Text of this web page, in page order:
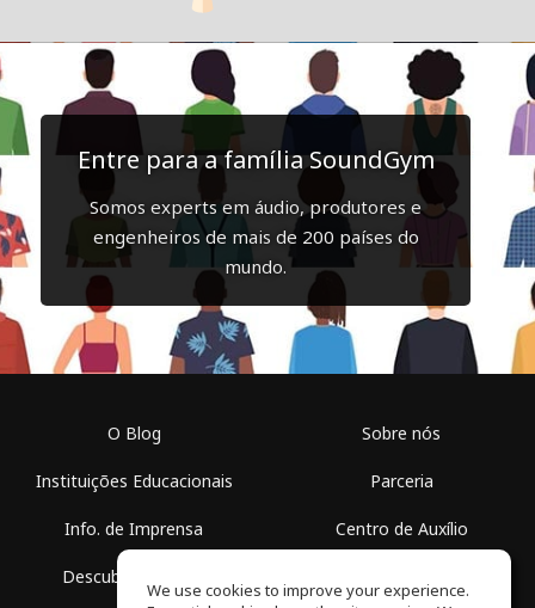
Entre para a família SoundGym
Somos experts em áudio, produtores e
engenheiros de mais de 200 países do
mundo.
O Blog
Instituições Educacionais
Info. de Imprensa
Descubra Espaços
Sobre nós
Parceria
Centro de Auxílio
We use cookies to improve your experience.